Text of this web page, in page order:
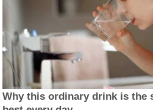
Why this ordinary drink is the